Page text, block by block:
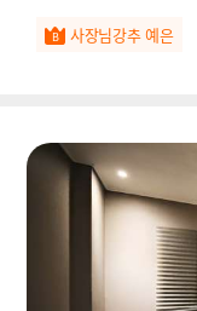
사장님강추 예은